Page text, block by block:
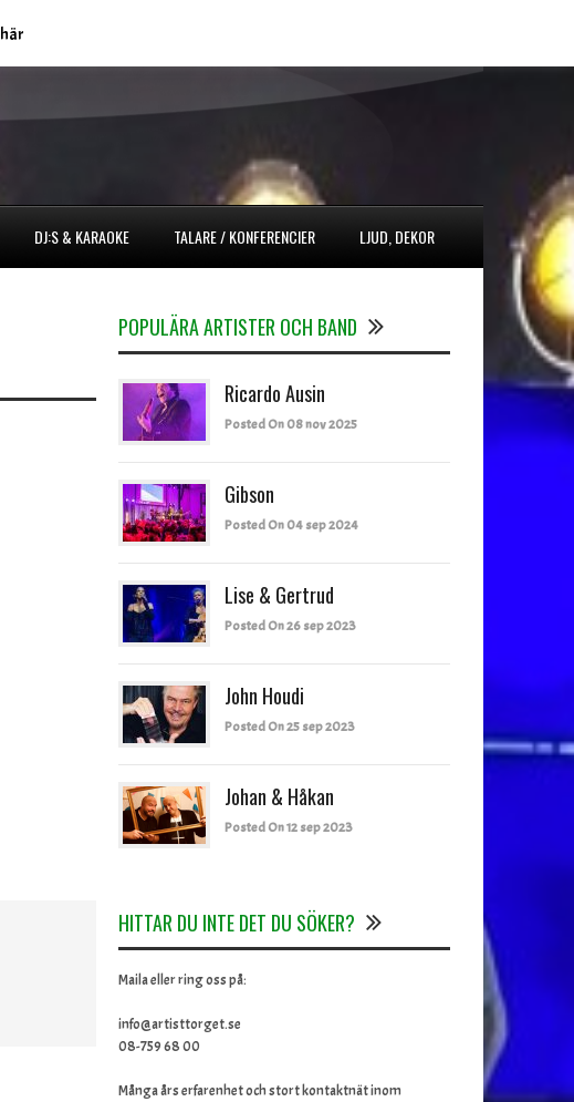
DJ:S & KARAOKE TALARE / KONFERENCIER LJUD, DEKOR
POPULÄRA ARTISTER OCH BAND
Ricardo Ausin
Posted On 08 nov 2025
Gibson
Posted On 04 sep 2024
Lise & Gertrud
Posted On 26 sep 2023
John Houdi
Posted On 25 sep 2023
Johan & Håkan
Posted On 12 sep 2023
HITTAR DU INTE DET DU SÖKER?
Maila eller ring oss på:
info@artisttorget.se
08-759 68 00
Många års erfarenhet och stort kontaktnät inom
här